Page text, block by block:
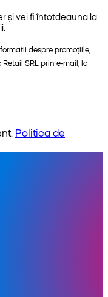
și vei fi întotdeauna la
despre promoțiile,
SRL prin e-mail, la
Politica de